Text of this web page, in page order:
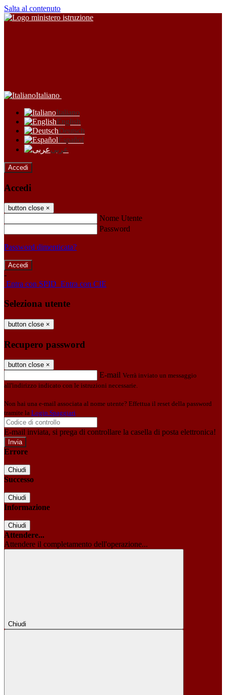
Salta al contenuto
Italiano
Italiano
English
Deutsch
Español
عربى
Accedi
Accedi
button close ×
Nome Utente
Password
Password dimenticata?
-
Entra con SPID Entra con CIE
Seleziona utente
button close ×
Recupero password
button close ×
E-mail Verrà inviato un messaggio
all'indirizzo indicato con le istruzioni necessarie.
Non hai una e-mail associata al nome utente? Effettua il reset della password
tramite la Login Spaggiari
E-mail inviata, si prega di controllare la casella di posta elettronica!
Errore
Chiudi
Successo
Chiudi
Informazione
Chiudi
Attendere...
Attendere il completamento dell'operazione...
Chiudi